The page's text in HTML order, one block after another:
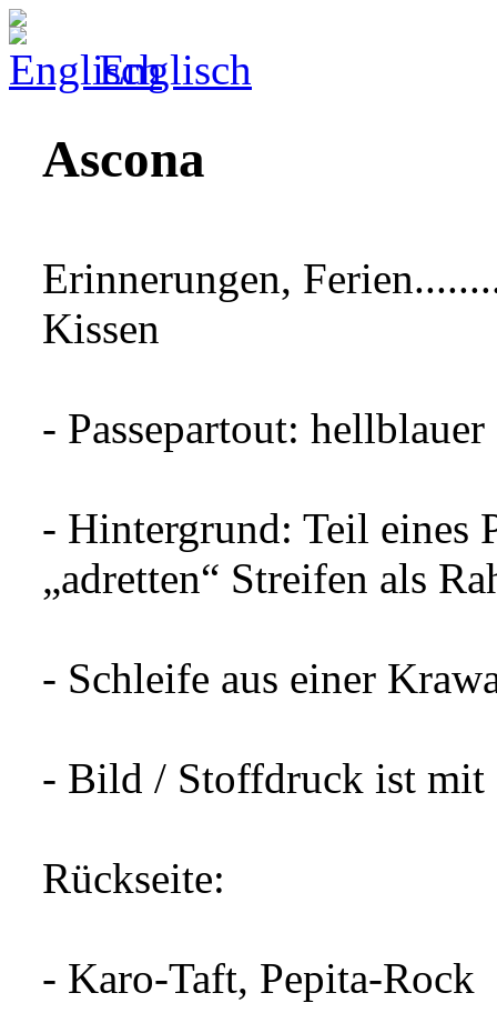
Englisch
Ascona
Erinnerungen,
Kissen
- Passepartout:
- Hintergrund: Teil eines
„adretten“ Streifen als
- Schleife aus einer
- Bild / Stoffdruck ist mit
Rückseite:
- Karo-Taft, Pepita-Rock